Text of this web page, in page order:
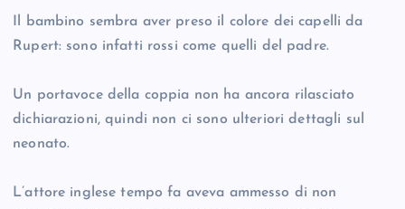
Il bambino sembra aver preso il colore dei capelli da
Rupert: sono infatti rossi come quelli del padre.
Un portavoce della coppia non ha ancora rilasciato
dichiarazioni, quindi non ci sono ulteriori dettagli sul
neonato.
L’attore inglese tempo fa aveva ammesso di non